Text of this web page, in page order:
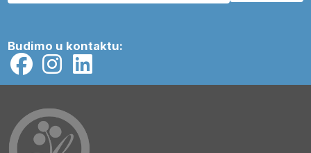
Budimo u kontaktu: